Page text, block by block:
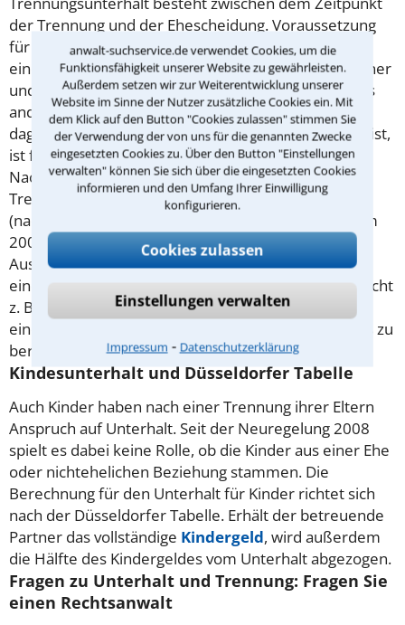
anwalt-suchservice.de verwendet Cookies, um die
Funktionsfähigkeit unserer Website zu gewährleisten.
Außerdem setzen wir zur Weiterentwicklung unserer
Website im Sinne der Nutzer zusätzliche Cookies ein. Mit
dem Klick auf den Button "Cookies zulassen" stimmen Sie
der Verwendung der von uns für die genannten Zwecke
eingesetzten Cookies zu. Über den Button "Einstellungen
verwalten" können Sie sich über die eingesetzten Cookies
informieren und den Umfang Ihrer Einwilligung
konfigurieren.
Cookies zulassen
Einstellungen verwalten
Impressum ⁃ Datenschutzerklärung
der Trennung und der Ehescheidung. Voraussetzung
für diesen Unterhalt ist deshalb die Trennung
einerseits, Bedarf und Bedürftigkeit bei einem Partner
und die Leistungsfähigkeit des anderen Ehepartners
andererseits. Die Gründe für die Trennung spielen
dagegen keine Rolle, wer „Schuld“ an der Trennung ist,
ist für den Unterhalt nach der Trennung irrelevant.
Nach derScheidungwird aus dem
Trennungsunterhalt der Geschiedenenunterhalt
(nachehelicher Unterhalt). Seit der Unterhaltsreform
2008 soll der nacheheliche Unterhalt nur noch die
Ausnahme, nicht mehr die Regel sein. 2013 gab es
eine weitere Gesetzesänderung, die es nun ermöglicht
z. B. die Dauer der Ehe und ehebedingte Nachteile
einer langen Ehe bei der Bemessung des Unterhalts zu
berücksichtigen.
Kindesunterhalt und Düsseldorfer Tabelle
Auch Kinder haben nach einer Trennung ihrer Eltern
Anspruch auf Unterhalt. Seit der Neuregelung 2008
spielt es dabei keine Rolle, ob die Kinder aus einer Ehe
oder nichtehelichen Beziehung stammen. Die
Berechnung für den Unterhalt für Kinder richtet sich
nach der Düsseldorfer Tabelle. Erhält der betreuende
Partner das vollständige Kindergeld, wird außerdem
die Hälfte des Kindergeldes vom Unterhalt abgezogen.
Fragen zu Unterhalt und Trennung: Fragen Sie
einen Rechtsanwalt